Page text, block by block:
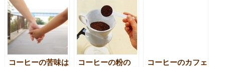
改善方法
コーヒーの苦味は
コーヒーの粉の
コーヒーのカフェ